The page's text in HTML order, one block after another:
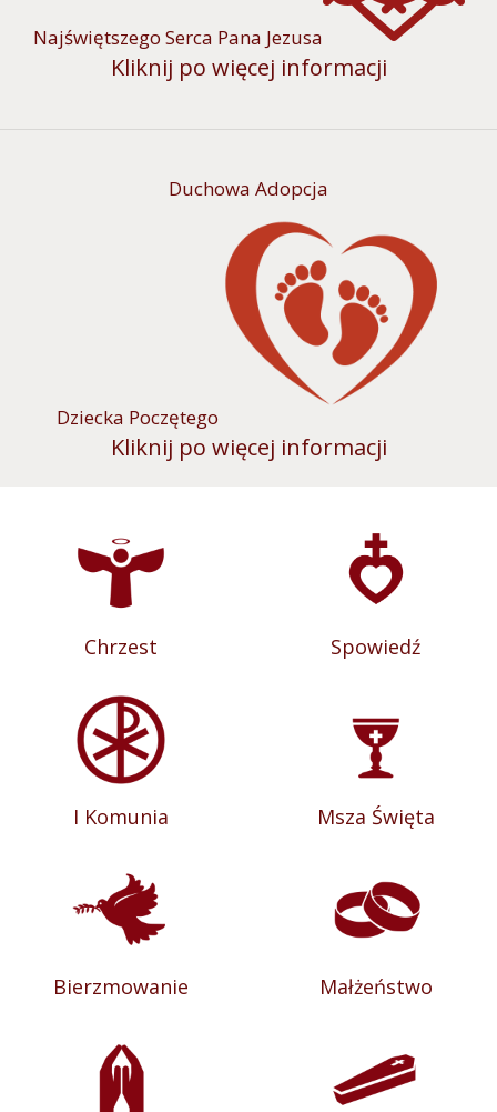
Najświętszego Serca Pana Jezusa
Kliknij po więcej informacji
Duchowa Adopcja
Dziecka Poczętego
Kliknij po więcej informacji
Chrzest Spowiedź
I Komunia Msza Święta
Bierzmowanie Małżeństwo